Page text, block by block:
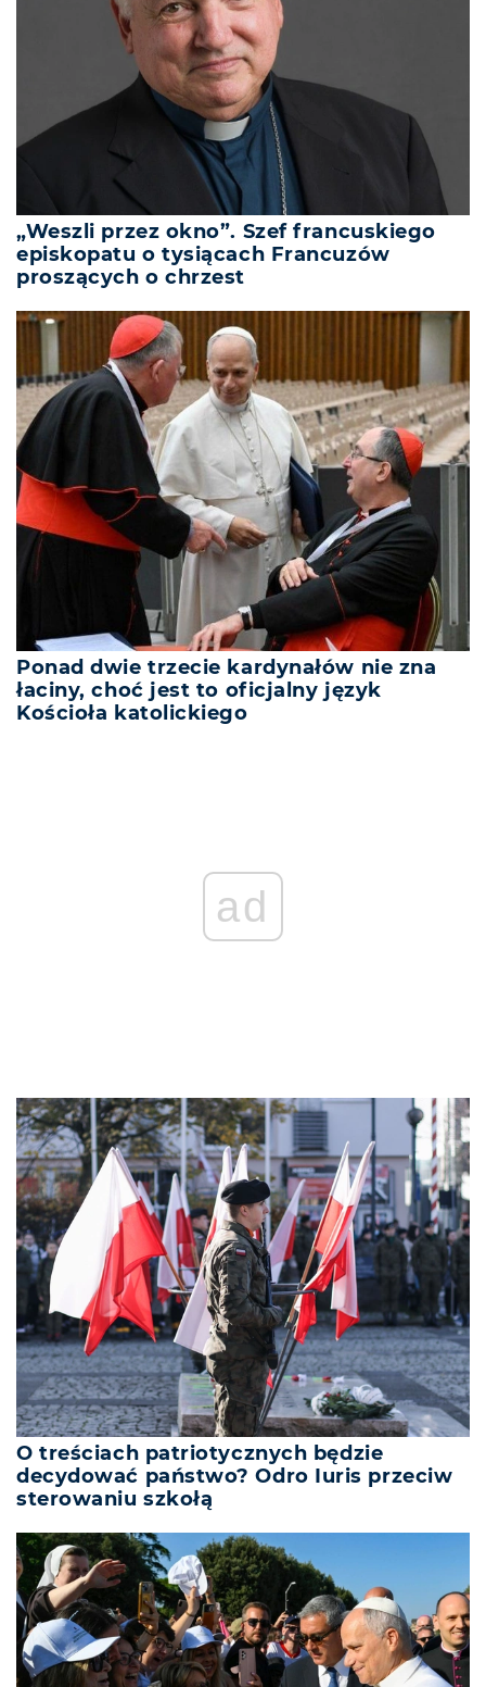
„Weszli przez okno”. Szef francuskiego
episkopatu o tysiącach Francuzów
proszących o chrzest
Ponad dwie trzecie kardynałów nie zna
łaciny, choć jest to oficjalny język
Kościoła katolickiego
ad
O treściach patriotycznych będzie
decydować państwo? Odro Iuris przeciw
sterowaniu szkołą